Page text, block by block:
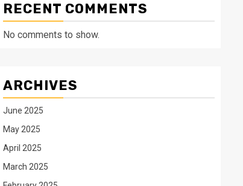
RECENT COMMENTS
No comments to show.
ARCHIVES
June 2025
May 2025
April 2025
March 2025